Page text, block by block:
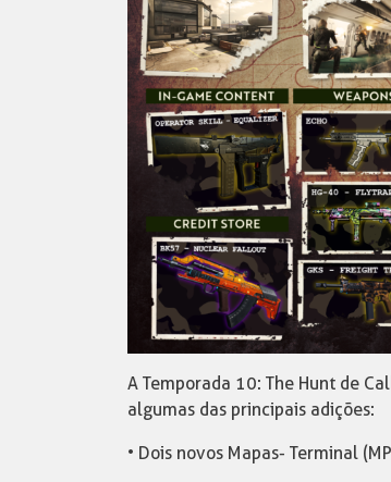
A Temporada 10: The Hunt de
algumas das principais adições:
• Dois novos Mapas- Terminal